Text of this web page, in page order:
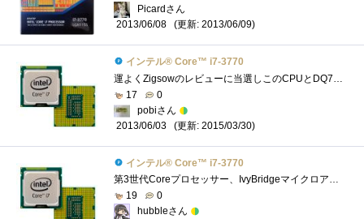
Picardさん
2013/06/08
(更新: 2013/06/09)
インテル® Core™ i7-3770
運よくZigsowのレビューに当選しこのCPUとDQ77MKにてレビューをしました。 Corei7自体はMacBookProに搭載されているので使ったことはあるのですがノー�...
17
0
pobiさん
2013/06/03
(更新: 2015/03/30)
インテル® Core™ i7-3770
第3世代Coreプロセッサー、IvyBridgeマイクロアーキテクチャ採用のCPUExtremeEditionを除けば、デスクトップ向けIvyBridgeでは第2位の性能を誇るCPUです。201...
19
0
hubbleさん